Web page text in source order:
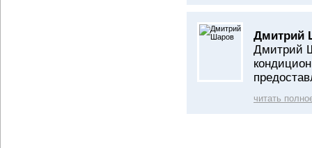
Дмитрий
Дмитрий
читать